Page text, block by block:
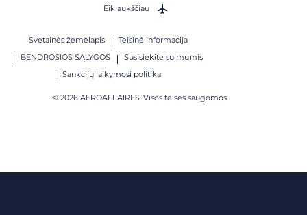
Svetainės žemėlapis
Teisinė informacija
BENDROSIOS SĄLYGOS
Susisiekite su mumis
Sankcijų laikymosi politika
© 2026 AEROAFFAIRES. Visos teisės saugomos.
Eik aukščiau